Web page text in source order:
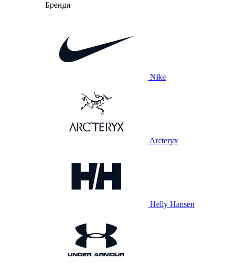
Бренди
Nike
Arcteryx
Helly Hansen